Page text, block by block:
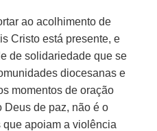
ao acolhimento de
Cristo está presente, e
de solidariedade que se
diocesanas e
momentos de oração
Deus de paz, não é o
que apoiam a violência